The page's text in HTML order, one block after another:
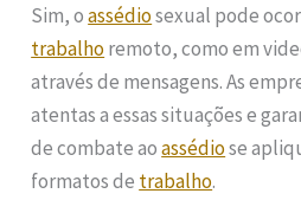
Sim, oassédiosexual pode
trabalhoremoto, como em
através de mensagens. As
atentas a essas situações e
de combate aoassédiose
formatos de trabalho.